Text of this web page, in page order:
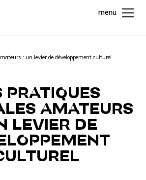
menu
: un levier de développement culturel
PRATIQUES
AMATEURS
LEVIER DE